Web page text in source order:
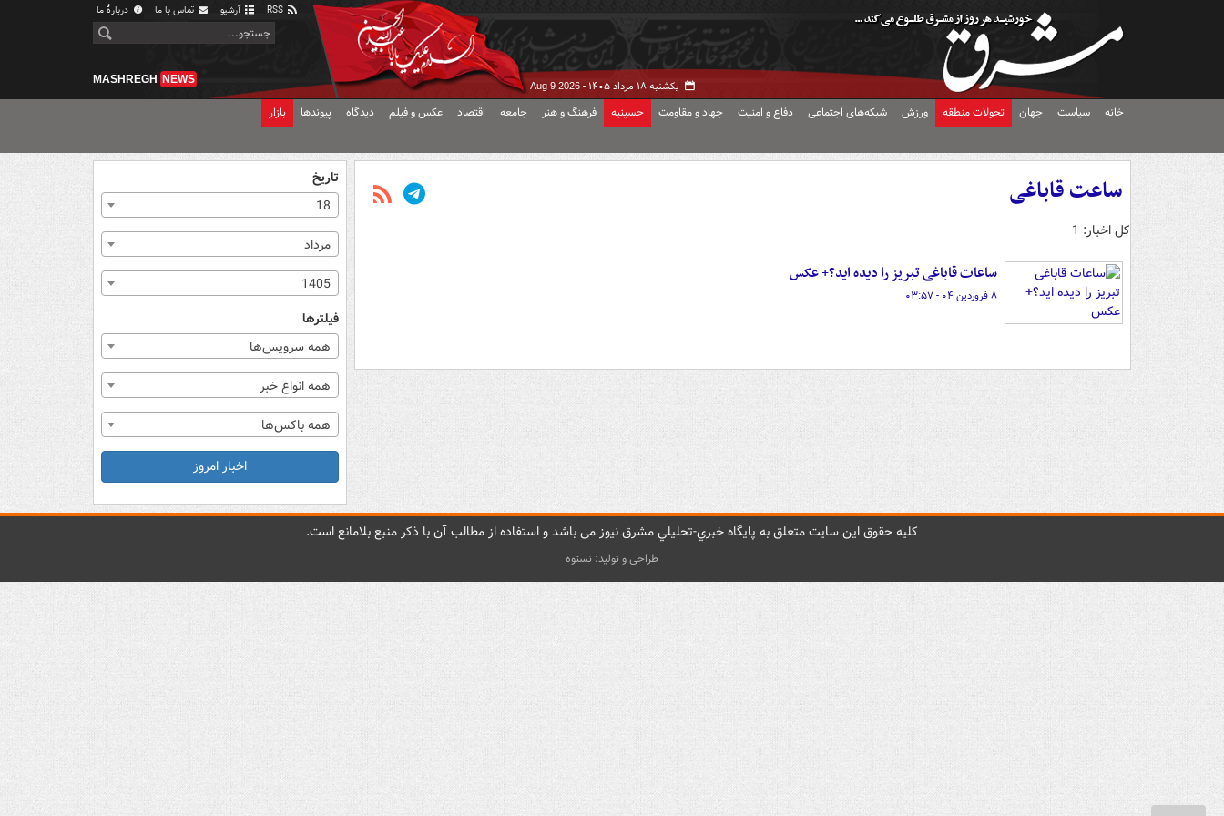
آرشیو تماس با ما دربارهٔ ما
یکشنبه ۱۸ مرداد ۱۴۰۵ - Aug 9 2026
MASHREGH NEWS
خانه سیاست جهان تحولات منطقه ورزش شبکه‌های اجتماعی دفاع و امنیت جهاد و مقاومت حسینیه فرهنگ و هنر جامعه اقتصاد عکس و فیلم دیدگاه پیوندها بازار
ساعت قاباغی
کل اخبار: 1
ساعات قاباغی تبریز را دیده اید؟+ عکس
۸ فروردین ۰۴ - ۰۳:۵۷
تاریخ
18
مرداد
1405
فیلترها
همه سرویس‌ها
همه انواع خبر
همه باکس‌ها
اخبار امروز
کليه حقوق اين سايت متعلق به پایگاه خبري-تحليلي مشرق نيوز می باشد و استفاده از مطالب آن با ذکر منبع بلامانع است.
طراحی و تولید: نستوه